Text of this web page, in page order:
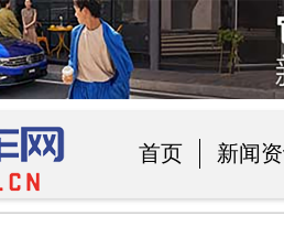
首页 新闻